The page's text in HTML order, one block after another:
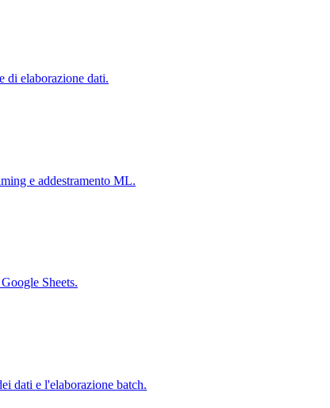
di elaborazione dati.
e addestramento ML.
Sheets.
dati e l'elaborazione batch.